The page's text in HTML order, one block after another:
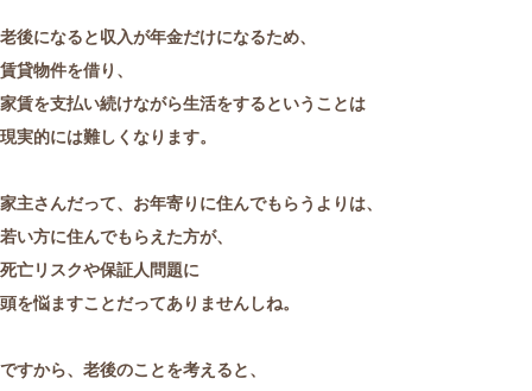
老後になると収入が年金だけになるため、
賃貸物件を借り、
家賃を支払い続けながら生活をするということは
現実的には難しくなります。
家主さんだって、お年寄りに住んでもらうよりは、
若い方に住んでもらえた方が、
死亡リスクや保証人問題に
頭を悩ますことだってありませんしね。
ですから、老後のことを考えると、